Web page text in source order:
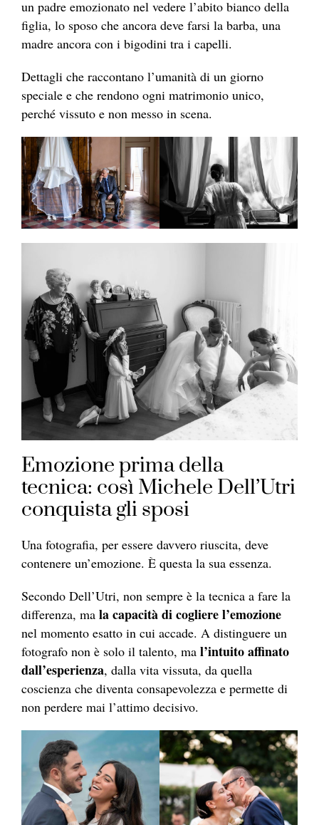
un padre emozionato nel vedere l’abito bianco della
figlia, lo sposo che ancora deve farsi la barba, una
madre ancora con i bigodini tra i capelli.
Dettagli che raccontano l’umanità di un giorno
speciale e che rendono ogni matrimonio unico,
perché vissuto e non messo in scena.
Emozione prima della
tecnica: così Michele Dell’Utri
conquista gli sposi
Una fotografia, per essere davvero riuscita, deve
contenere un’emozione. È questa la sua essenza.
Secondo Dell’Utri, non sempre è la tecnica a fare la
differenza, ma la capacità di cogliere l’emozione
nel momento esatto in cui accade. A distinguere un
fotografo non è solo il talento, ma l’intuito affinato
dall’esperienza, dalla vita vissuta, da quella
coscienza che diventa consapevolezza e permette di
non perdere mai l’attimo decisivo.